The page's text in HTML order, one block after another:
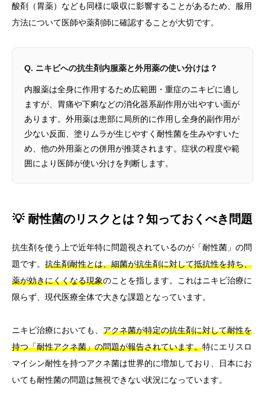
酸剤（胃薬）なども同様に吸収に影響することがあるため、服用
方法について医師や薬剤師に確認することが大切です。
Q. ニキビへの抗生剤内服薬と外用薬の使い分けは？
内服薬は全身に作用するため広範囲・重症のニキビに適し
ますが、胃痛や下痢などの消化器系副作用が出やすい面が
あります。外用薬は患部に局所的に作用し全身的副作用が
少ない反面、塗りムラが生じやすく耐性菌を生みやすいた
め、他の外用薬との併用が推奨されます。症状の程度や範
囲により医師が使い分けを判断します。
💡 耐性菌のリスクとは？知っておくべき問題
抗生剤を使う上で近年特に問題視されているのが「耐性菌」の問
題です。 抗生剤耐性とは、細菌が抗生剤に対して抵抗性を持ち、
薬が効きにくくなる現象のことを指します。これはニキビ治療に
限らず、現代医療全体で大きな課題となっています。
ニキビ治療においても、 アクネ菌が特定の抗生剤に対して耐性を
持つ「耐性アクネ菌」の問題が報告されています。特にエリスロ
マイシン耐性を持つアクネ菌は世界的に増加しており、日本にお
いても耐性菌の問題は無視できない状況になっています。